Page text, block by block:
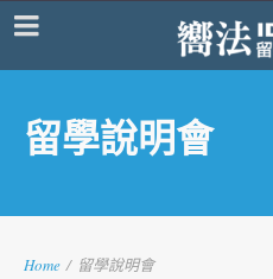
留學說明會
Home / 留學說明會